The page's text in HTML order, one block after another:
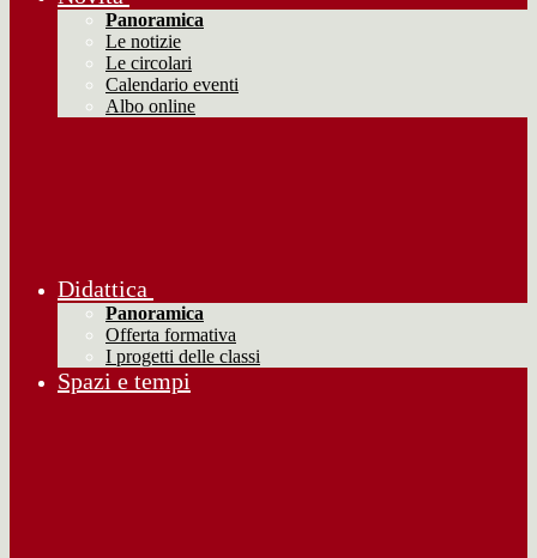
Panoramica
Le notizie
Le circolari
Calendario eventi
Albo online
Didattica
Panoramica
Offerta formativa
I progetti delle classi
Spazi e tempi